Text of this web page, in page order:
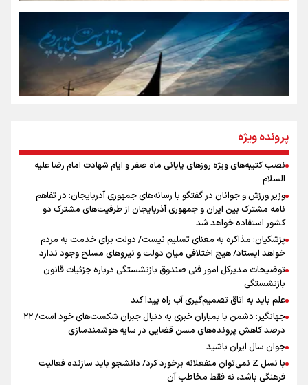
رسانه ملی و حق مردم برای شنیدن صدای رئیس‌جمهوری
روایت ایران از کنار مردم
جمله‌ای که بغض چهارماهه را شکست؛ «آهای مردم، آقا از
تهران رفتند»
سه حسرتی که به دلم ماند
اینفو برنا / توصیه‌هایی طلایی برای پیاده روی اربعین
اینفو برنا / جدول کامل فاصله مرز شلمچه تا شهرهای زیارتی
عراق
پرونده ویژه
نصب کتیبه‌های ویژه روزهای پایانی ماه صفر و ایام شهادت امام رضا علیه
السلام
وزیر ورزش و جوانان در گفتگو با رسانه‌های جمهوری آذربایجان: در تفاهم
نامه مشترک بین ایران و جمهوری آذربایجان از ظرفیت‌های مشترک دو
کشور استفاده خواهد شد
پزشکیان: مذاکره به معنای تسلیم نیست/ دولت برای خدمت به مردم
خواهد ایستاد/ هیچ اختلافی میان دولت و نیروهای مسلح وجود ندارد
توضیحات مدیرکل امور فنی صندوق بازنشستگی درباره جزئیات قانون
بازنشستگی
علم باید به اتاق تصمیم‌گیری آب راه پیدا کند
جهانگیر: دشمن با بمباران خبری به دنبال جبران شکست‌های خود است/ ۲۲
درصد کاهش پرونده‌های مسن قضایی در سایه هوشمندسازی
جوان سال ایران باشید
با نسل Z نمی‌توان منفعلانه برخورد کرد/ دانشجو باید سازنده فعالیت
فرهنگی باشد، نه فقط مخاطب آن